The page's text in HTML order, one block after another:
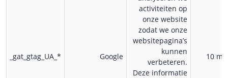
_gat_gtag_UA_* Google
activiteiten op
onze website
zodat we onze
websitepagina’s
kunnen
verbeteren.
Deze informatie
10